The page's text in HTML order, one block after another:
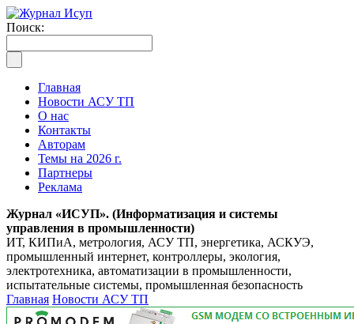
Поиск:
Главная
Новости АСУ ТП
О нас
Контакты
Авторам
Темы на 2026 г.
Партнеры
Реклама
Журнал «ИСУП». (Информатизация и системы
управления в промышленности)
ИТ, КИПиА, метрология, АСУ ТП, энергетика, АСКУЭ,
промышленный интернет, контроллеры, экология,
электротехника, автоматизации в промышленности,
испытательные системы, промышленная безопасность
Главная Новости АСУ ТП